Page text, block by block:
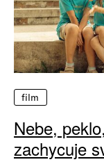
film
Nebe,
zachycuje